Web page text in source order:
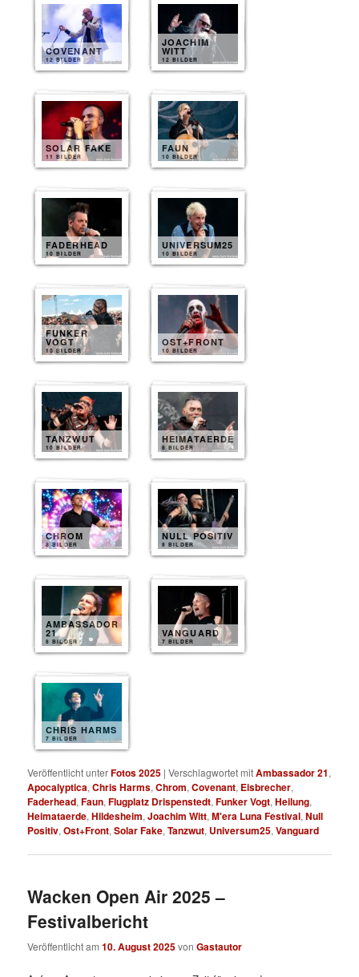
COVENANT
12 BILDER
JOACHIM
WITT
12 BILDER
SOLAR FAKE
11 BILDER
FAUN
10 BILDER
FADERHEAD
10 BILDER
UNIVERSUM25
10 BILDER
FUNKER
VOGT
10 BILDER
OST+FRONT
10 BILDER
TANZWUT
10 BILDER
HEIMATAERDE
8 BILDER
CHROM
8 BILDER
NULL POSITIV
8 BILDER
AMBASSADOR
21
8 BILDER
VANGUARD
7 BILDER
CHRIS HARMS
7 BILDER
Veröffentlicht unterFotos 2025 |Verschlagwortet mitAmbassador 21,
Apocalyptica,Chris Harms,Chrom,Covenant, Eisbrecher,
Faderhead,Faun,Flugplatz Drispenstedt,Funker Vogt,Heilung,
Heimataerde,Hildesheim,Joachim Witt,M'era Luna Festival,Null
Positiv,Ost+Front,Solar Fake,Tanzwut, Universum25,Vanguard
Wacken Open Air 2025 –
Festivalbericht
Veröffentlicht am10. August 2025vonGastautor